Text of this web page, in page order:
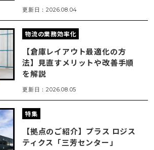
更新日：2026.08.04
物流の業務効率化
【倉庫レイアウト最適化の方
法】見直すメリットや改善手順
を解説
更新日：2026.08.05
特集
【拠点のご紹介】プラス ロジス
ティクス「三芳センター」